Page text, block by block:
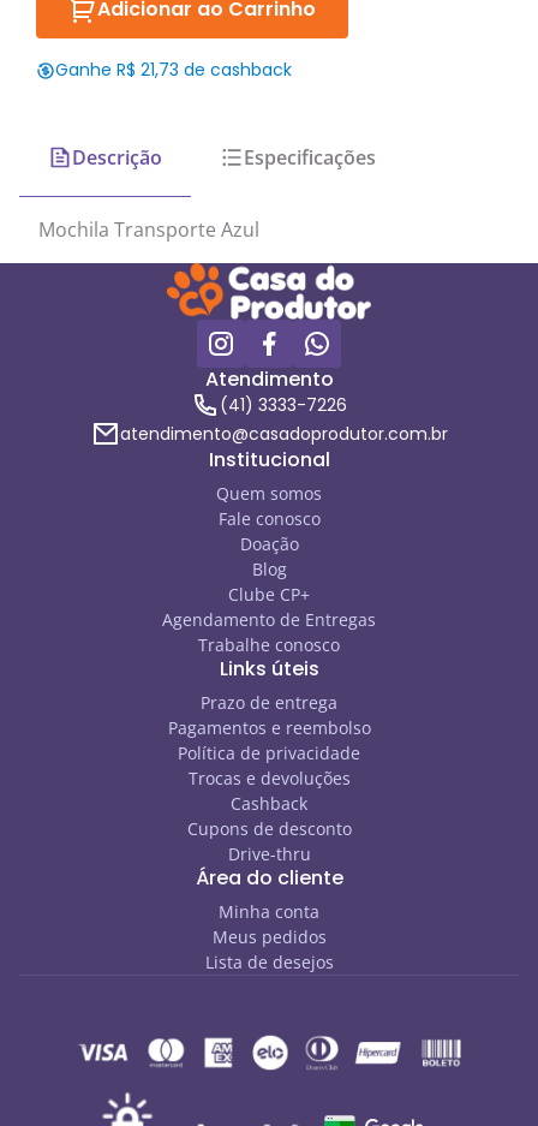
Adicionar ao Carrinho
Ganhe R$ 21,73 de cashback
Descrição Especificações
Mochila Transporte Azul
Atendimento
(41) 3333-7226
atendimento@casadoprodutor.com.br
Institucional
Quem somos
Fale conosco
Doação
Blog
Clube CP+
Agendamento de Entregas
Trabalhe conosco
Links úteis
Prazo de entrega
Pagamentos e reembolso
Política de privacidade
Trocas e devoluções
Cashback
Cupons de desconto
Drive-thru
Área do cliente
Minha conta
Meus pedidos
Lista de desejos